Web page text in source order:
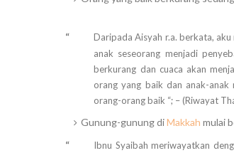
“ Daripada Aisyah r.a. berkata, aku
anak seseorang menjadi
berkurang dan cuaca akan
orang yang baik dan anak-
orang-orang baik “; – (Riwayat
Gunung-gunung diMakkah mulai
“
Ibnu Syaibah meriwayatkan